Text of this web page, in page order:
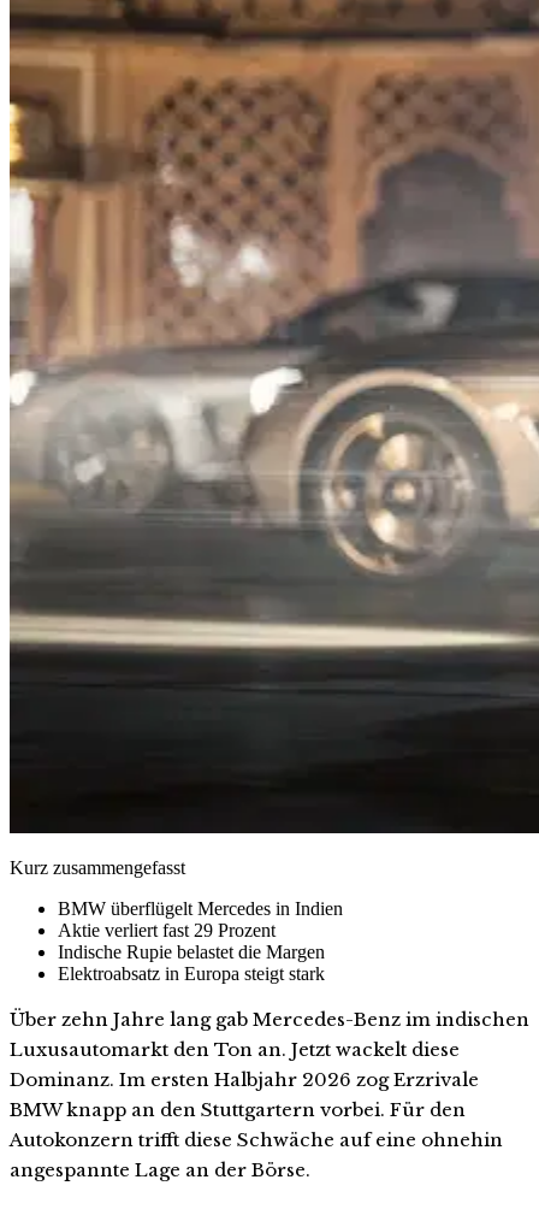
Kurz zusammengefasst
BMW überflügelt Mercedes in Indien
Aktie verliert fast 29 Prozent
Indische Rupie belastet die Margen
Elektroabsatz in Europa steigt stark
Über zehn Jahre lang gab Mercedes-Benz im indischen
Luxusautomarkt den Ton an. Jetzt wackelt diese
Dominanz. Im ersten Halbjahr 2026 zog Erzrivale
BMW knapp an den Stuttgartern vorbei. Für den
Autokonzern trifft diese Schwäche auf eine ohnehin
angespannte Lage an der Börse.